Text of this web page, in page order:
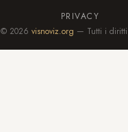
PRIVACY
© 2026 visnoviz.org — Tutti i diritti